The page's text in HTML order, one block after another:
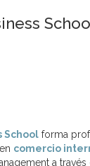
School forma
comercio
a